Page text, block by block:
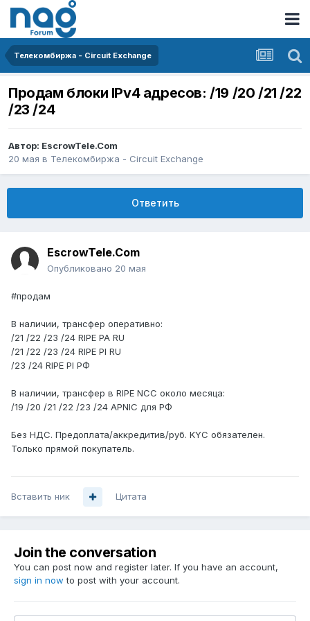
Телекомбиржа - Circuit Exchange
Продам блоки IPv4 адресов: /19 /20 /21 /22
/23 /24
Автор: EscrowTele.Com
20 мая в Телекомбиржа - Circuit Exchange
Ответить
EscrowTele.Com
Опубликовано 20 мая
#продам
В наличии, трансфер оперативно:
/21 /22 /23 /24 RIPE PA RU
/21 /22 /23 /24 RIPE PI RU
/23 /24 RIPE PI РФ
В наличии, трансфер в RIPE NCC около месяца:
/19 /20 /21 /22 /23 /24 APNIC для РФ
Без НДС. Предоплата/аккредитив/руб. KYC обязателен.
Только прямой покупатель.
Вставить ник Цитата
Join the conversation
You can post now and register later. If you have an account,
sign in now to post with your account.